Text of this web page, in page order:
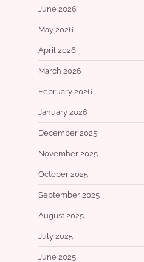
June 2026
May 2026
April 2026
March 2026
February 2026
January 2026
December 2025
November 2025
October 2025
September 2025
August 2025
July 2025
June 2025